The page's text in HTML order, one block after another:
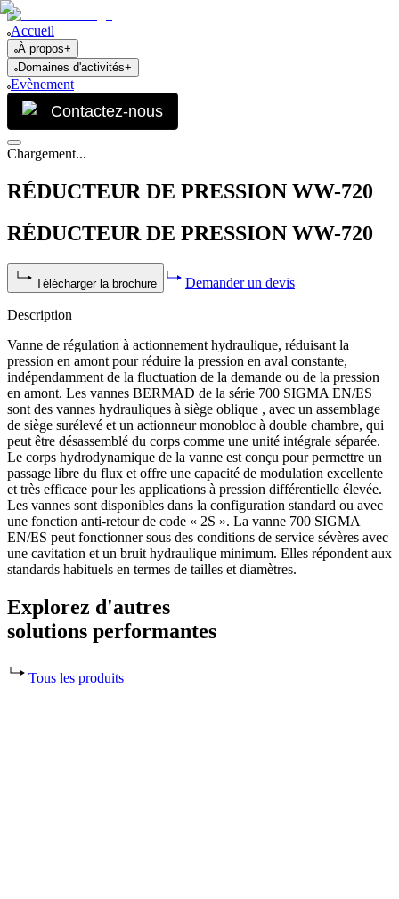
Accueil
À propos+
Domaines d'activités+
Evènement
Contactez-nous
Chargement...
RÉDUCTEUR DE PRESSION WW-720
RÉDUCTEUR DE PRESSION WW-720
Télécharger la brochure Demander un devis
Description
Vanne de régulation à actionnement hydraulique, réduisant la
pression en amont pour réduire la pression en aval constante,
indépendamment de la fluctuation de la demande ou de la pression
en amont. Les vannes BERMAD de la série 700 SIGMA EN/ES
sont des vannes hydrauliques à siège oblique , avec un assemblage
de siège surélevé et un actionneur monobloc à double chambre, qui
peut être désassemblé du corps comme une unité intégrale séparée.
Le corps hydrodynamique de la vanne est conçu pour permettre un
passage libre du flux et offre une capacité de modulation excellente
et très efficace pour les applications à pression différentielle élevée.
Les vannes sont disponibles dans la configuration standard ou avec
une fonction anti-retour de code « 2S ». La vanne 700 SIGMA
EN/ES peut fonctionner sous des conditions de service sévères avec
une cavitation et un bruit hydraulique minimum. Elles répondent aux
standards habituels en termes de tailles et diamètres.
Explorez d'autres
solutions performantes
Tous les produits